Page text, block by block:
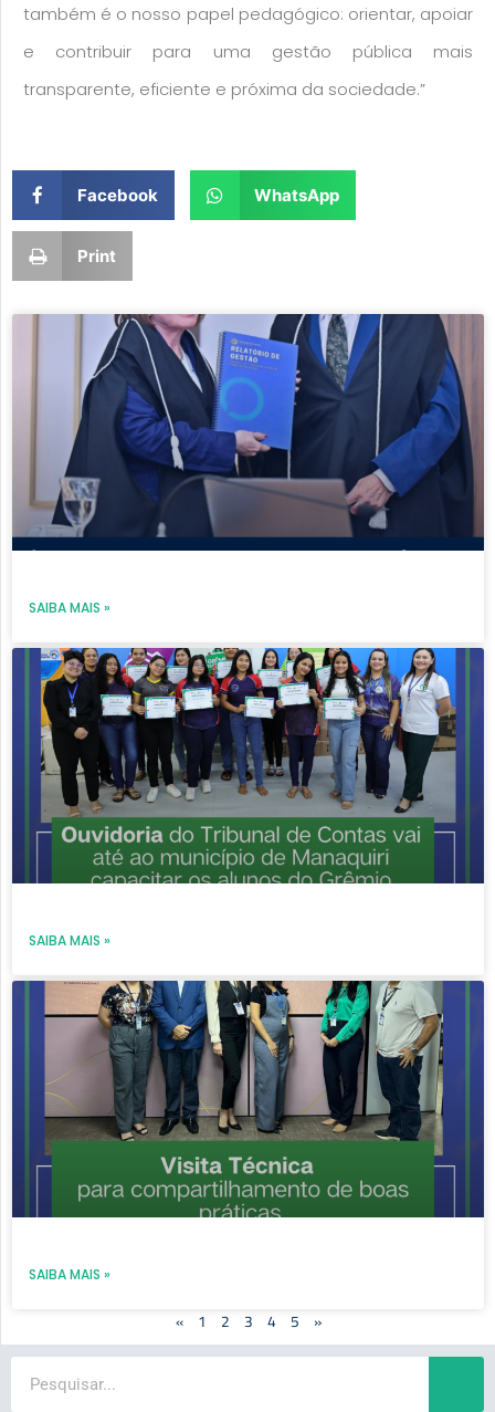
também é o nosso papel pedagógico: orientar, apoiar
e contribuir para uma gestão pública mais
transparente, eficiente e próxima da sociedade.”
Facebook WhatsApp
Print
SAIBA MAIS »
SAIBA MAIS »
SAIBA MAIS »
«
Page
1
Page
2
Page
3
Page
4
Page
5 »